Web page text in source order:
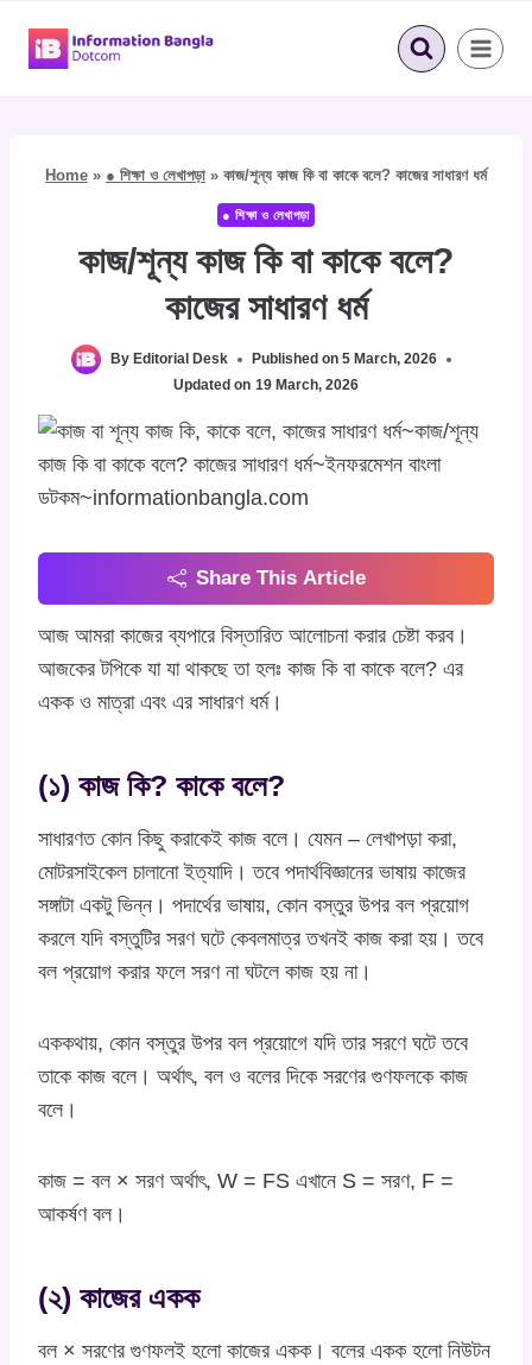
Home » ● শিক্ষা ও লেখাপড়া » কাজ/শূন্য কাজ কি বা কাকে বলে? কাজের সাধারণ ধর্ম
● শিক্ষা ও লেখাপড়া
কাজ/শূন্য কাজ কি বা কাকে বলে?
কাজের সাধারণ ধর্ম
By Editorial Desk Published on 5 March, 2026
Updated on 19 March, 2026
Share This Article
আজ আমরা কাজের ব্যপারে বিস্তারিত আলোচনা করার চেষ্টা করব।
আজকের টপিকে যা যা থাকছে তা হলঃ কাজ কি বা কাকে বলে? এর
একক ও মাত্রা এবং এর সাধারণ ধর্ম।
(১) কাজ কি? কাকে বলে?
সাধারণত কোন কিছু করাকেই কাজ বলে। যেমন – লেখাপড়া করা,
মোটরসাইকেল চালানো ইত্যাদি। তবে পদার্থবিজ্ঞানের ভাষায় কাজের
সঙ্গাটা একটু ভিন্ন। পদার্থের ভাষায়, কোন বস্তুর উপর বল প্রয়োগ
করলে যদি বস্তুটির সরণ ঘটে কেবলমাত্র তখনই কাজ করা হয়। তবে
বল প্রয়োগ করার ফলে সরণ না ঘটলে কাজ হয় না।
এককথায়, কোন বস্তুর উপর বল প্রয়োগে যদি তার সরণে ঘটে তবে
তাকে কাজ বলে। অর্থাৎ, বল ও বলের দিকে সরণের গুণফলকে কাজ
বলে।
কাজ = বল × সরণ অর্থাৎ, W = FS এখানে S = সরণ, F =
আকর্ষণ বল।
(২) কাজের একক
বল × সরণের গুণফলই হলো কাজের একক। বলের একক হলো নিউটন